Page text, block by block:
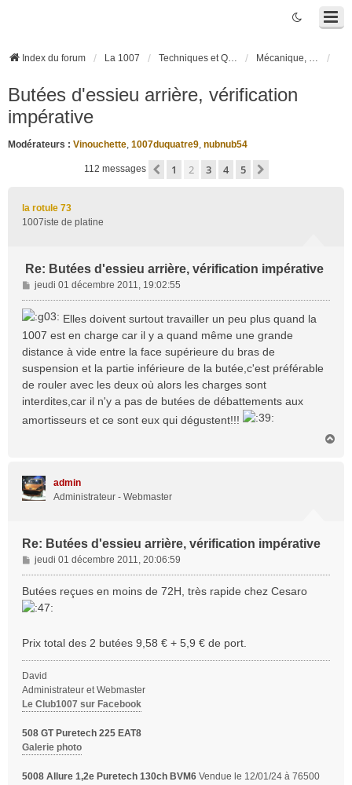
Index du forum La 1007 Techniques et Questions Mécanique, liaison au sol et pneumatiques
Butées d'essieu arrière, vérification
impérative
Modérateurs : Vinouchette, 1007duquatre9, nubnub54
112 messages Précédente
1 2 3 4 5
la rotule 73
1007iste de platine
Re: Butées d'essieu arrière, vérification impérative
M
e
s
a
g
e
jeudi 01 décembre 2011, 19:02:55
Elles doivent surtout travailler un peu plus quand la
1007 est en charge car il y a quand même une grande
distance à vide entre la face supérieure du bras de
suspension et la partie inférieure de la butée,c'est préférable
de rouler avec les deux où alors les charges sont
interdites,car il n'y a pas de butées de débattements aux
amortisseurs et ce sont eux qui dégustent!!!
admin
Administrateur - Webmaster
Re: Butées d'essieu arrière, vérification impérative
M
e
s
s
a
e
jeudi 01 décembre 2011, 20:06:59
Butées reçues en moins de 72H, très rapide chez Cesaro
Prix total des 2 butées 9,58 € + 5,9 € de port.
David
Administrateur et Webmaster
Le Club1007 sur Facebook
508 GT Puretech 225 EAT8
Galerie photo
5008 Allure 1,2e Puretech 130ch BVM6 Vendue le 12/01/24 à 76500